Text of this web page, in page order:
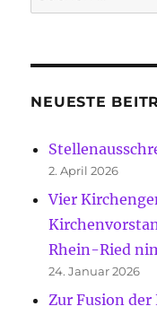
nach:
NEUESTE
2. April 2026
Vier
Rhein-Ried
24. Januar 2026
Zur Fusion der